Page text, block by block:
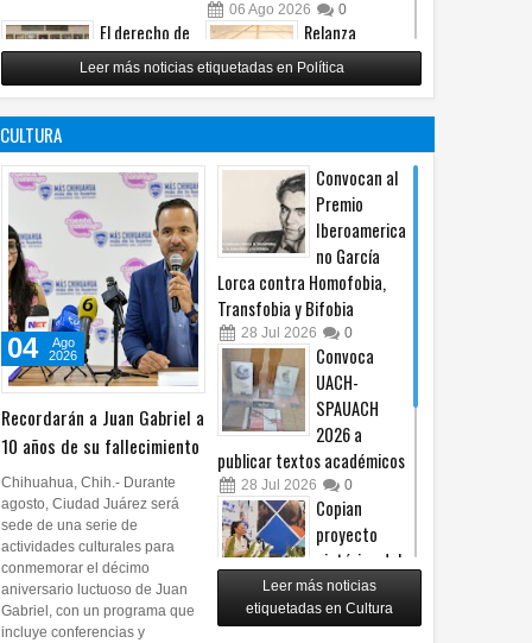
06 Ago 2026 0
El derecho de
las audiencias
no es censura,
es un principio
constitucional: González
05Ago 2026 0
Relanza
Villalobos
programa de
afiliación del
05Ago 2026
Leer más noticias etiquetadas en Política
CULTURA
Recordarán a Juan Gabriel a
10 años de su fallecimiento
04
Ago
2026
Chihuahua, Chih.- Durante
agosto, Ciudad Juárez será
sede de una serie de
actividades culturales para
conmemorar el décimo
aniversario luctuoso de Juan
Gabriel, con un programa que
incluye conferencias y
Convocan al
Premio
Iberoamerica
no García
Lorca contra Homofobia,
Transfobia y Bifobia
28 Jul 2026 0
Convoca
UACH-
SPAUACH
2026 a
publicar textos académicos
28 Jul 2026 0
Copian
proyecto
pictórico del
exalcalde
Juan Blanco
Leer más noticias
etiquetadas en Cultura